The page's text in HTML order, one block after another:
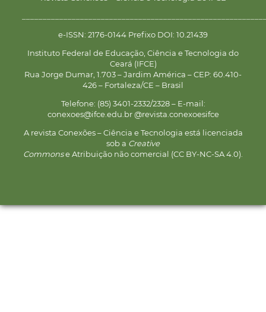
e-ISSN: 2176-0144 Prefixo DOI: 10.21439
Instituto Federal de Educação, Ciência e Tecnologia do
Ceará (IFCE)
Rua Jorge Dumar, 1.703 – Jardim América – CEP: 60.410-
426 – Fortaleza/CE – Brasil
Telefone: (85) 3401-2332/2328 – E-mail:
conexoes@ifce.edu.br @revista.conexoesifce
A revista Conexões – Ciência e Tecnologia está licenciada
sob a Creative
Commonse Atribuição não comercial (CC BY-NC-SA 4.0).